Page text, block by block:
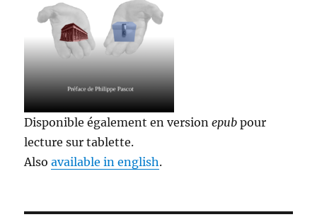
Disponible également en versionepub pour
lecture sur tablette.
Alsoavailable in english.